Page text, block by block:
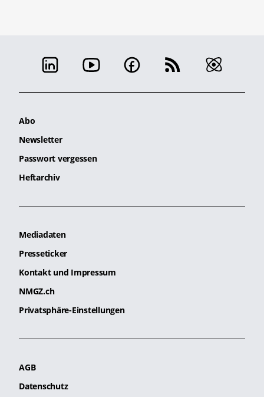
Abo
Newsletter
Passwort vergessen
Heftarchiv
Mediadaten
Presseticker
Kontakt und Impressum
NMGZ.ch
Privatsphäre-Einstellungen
AGB
Datenschutz